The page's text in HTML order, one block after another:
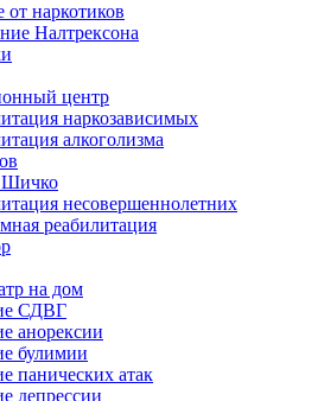
наркотиков
Налтрексона
центр
наркозависимых
алкоголизма
несовершеннолетних
реабилитация
на дом
СДВГ
анорексии
булимии
панических атак
депрессии